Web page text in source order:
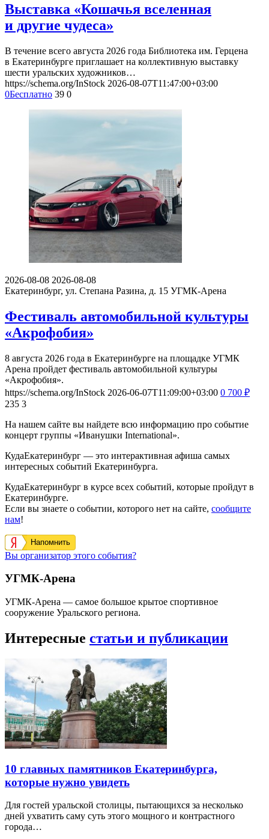
Выставка «Кошачья вселенная
и другие чудеса»
В течение всего августа 2026 года Библиотека им. Герцена
в Екатеринбурге приглашает на коллективную выставку
шести уральских художников…
https://schema.org/InStock 2026-08-07T11:47:00+03:00
0Бесплатно 39 0
2026-08-08 2026-08-08
Екатеринбург, ул. Степана Разина, д. 15 УГМК-Арена
Фестиваль автомобильной культуры
«Акрофобия»
8 августа 2026 года в Екатеринбурге на площадке УГМК
Арена пройдет фестиваль автомобильной культуры
«Акрофобия».
https://schema.org/InStock 2026-06-07T11:09:00+03:00 0 700 ₽
235 3
На нашем сайте вы найдете всю информацию про событие
концерт группы «Иванушки International».
КудаЕкатеринбург — это интерактивная афиша самых
интересных событий Екатеринбурга.
КудаЕкатеринбург в курсе всех событий, которые пройдут в
Екатеринбурге.
Если вы знаете о событии, которого нет на сайте, сообщите
нам!
Напомнить
Вы организатор этого события?
УГМК-Арена
УГМК-Арена — самое большое крытое спортивное
сооружение Уральского региона.
Интересные статьи и публикации
10 главных памятников Екатеринбурга,
которые нужно увидеть
Для гостей уральской столицы, пытающихся за несколько
дней ухватить саму суть этого мощного и контрастного
города…